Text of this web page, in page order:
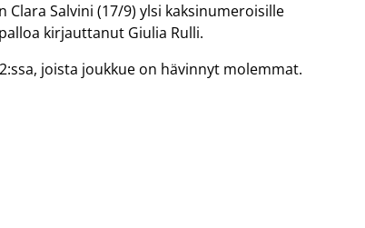
Salvini (17/9) ylsi kaksinumeroisille
kirjauttanut Giulia Rulli.
joista joukkue on hävinnyt molemmat.